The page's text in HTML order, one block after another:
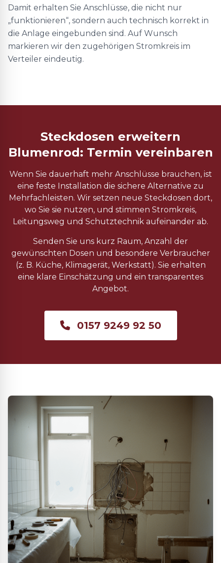
Damit erhalten Sie Anschlüsse, die nicht nur
„funktionieren“, sondern auch technisch korrekt in
die Anlage eingebunden sind. Auf Wunsch
markieren wir den zugehörigen Stromkreis im
Verteiler eindeutig.
Steckdosen erweitern
Blumenrod: Termin vereinbaren
Wenn Sie dauerhaft mehr Anschlüsse brauchen, ist
eine feste Installation die sichere Alternative zu
Mehrfachleisten. Wir setzen neue Steckdosen dort,
wo Sie sie nutzen, und stimmen Stromkreis,
Leitungsweg und Schutztechnik aufeinander ab.
Senden Sie uns kurz Raum, Anzahl der
gewünschten Dosen und besondere Verbraucher
(z. B. Küche, Klimagerät, Werkstatt). Sie erhalten
eine klare Einschätzung und ein transparentes
Angebot.
0157 9249 92 50